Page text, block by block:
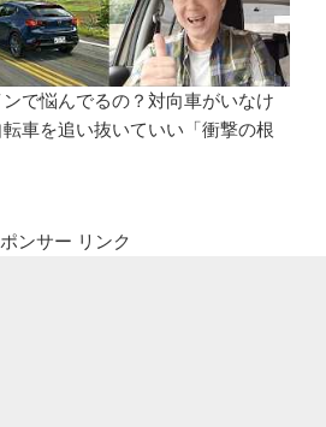
で悩んでるの？対向車がいなけ
車を追い抜いていい「衝撃の根
ンサー リンク